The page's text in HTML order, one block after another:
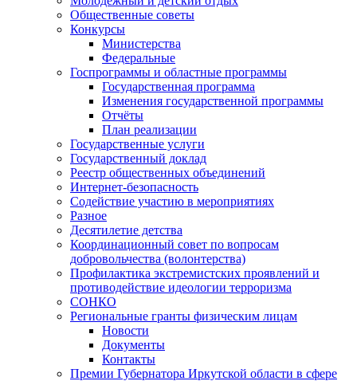
Общественные советы
Конкурсы
Министерства
Федеральные
Госпрограммы и областные программы
Государственная программа
Изменения государственной программы
Отчёты
План реализации
Государственные услуги
Государственный доклад
Реестр общественных объединений
Интернет-безопасность
Содействие участию в мероприятиях
Разное
Десятилетие детства
Координационный совет по вопросам
добровольчества (волонтерства)
Профилактика экстремистских проявлений и
противодействие идеологии терроризма
СОНКО
Региональные гранты физическим лицам
Новости
Документы
Контакты
Премии Губернатора Иркутской области в сфере